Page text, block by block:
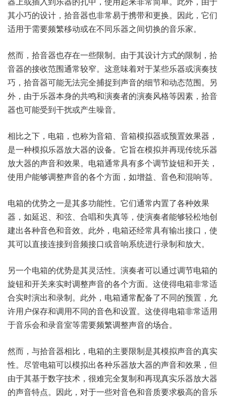
其小巧的设计，拾音器也非常易于携带和更换。因此，它们
适用于需要频繁移动或在不同乐器之间切换的音乐家。
然而，拾音器也存在一些限制。由于其设计方式的限制，拾
音器的接收范围通常较窄。这意味着对于某些乐器或演奏技
巧，拾音器可能无法完全捕捉到声音的细节和动态范围。另
外，由于乐器本身的共鸣和演奏者的演奏风格等因素，拾音
器也可能受到干扰或产生噪音。
相比之下，电箱，也称为音箱、音箱模拟器或预置效果器，
是一种模拟乐器放大器的设备。它旨在模拟并再现传统乐器
放大器的声音和效果。电箱通常具有多个调节旋钮和开关，
使用户能够调整声音的各个方面，如增益、音色和混响等。
电箱的优势之一是其多功能性。它们通常内置了各种效果
器，如延迟、和弦、合唱和失真等，使演奏者能够轻松地创
建出各种音色和音效。此外，电箱还经常具有输出接口，使
其可以直接连接到音频接口或音响系统进行录制和放大。
另一个电箱的优势是其灵活性。演奏者可以通过调节电箱的
旋钮和开关来实时调整声音的各个方面。这使得电箱非常适
合实时演出和录制。此外，电箱通常配备了不同的预置，允
许用户保存和调用不同的音色和设置。这使得电箱非常适用
于音乐会和录音室等需要频繁调整声音的场合。
然而，与拾音器相比，电箱的主要限制是其模拟声音的真实
性。尽管电箱可以模拟出各种乐器放大器的声音和效果，但
由于其基于数字技术，很难完全复制和再现真实乐器放大器
的声音特点。因此，对于一些对音色和音质要求极高的音乐